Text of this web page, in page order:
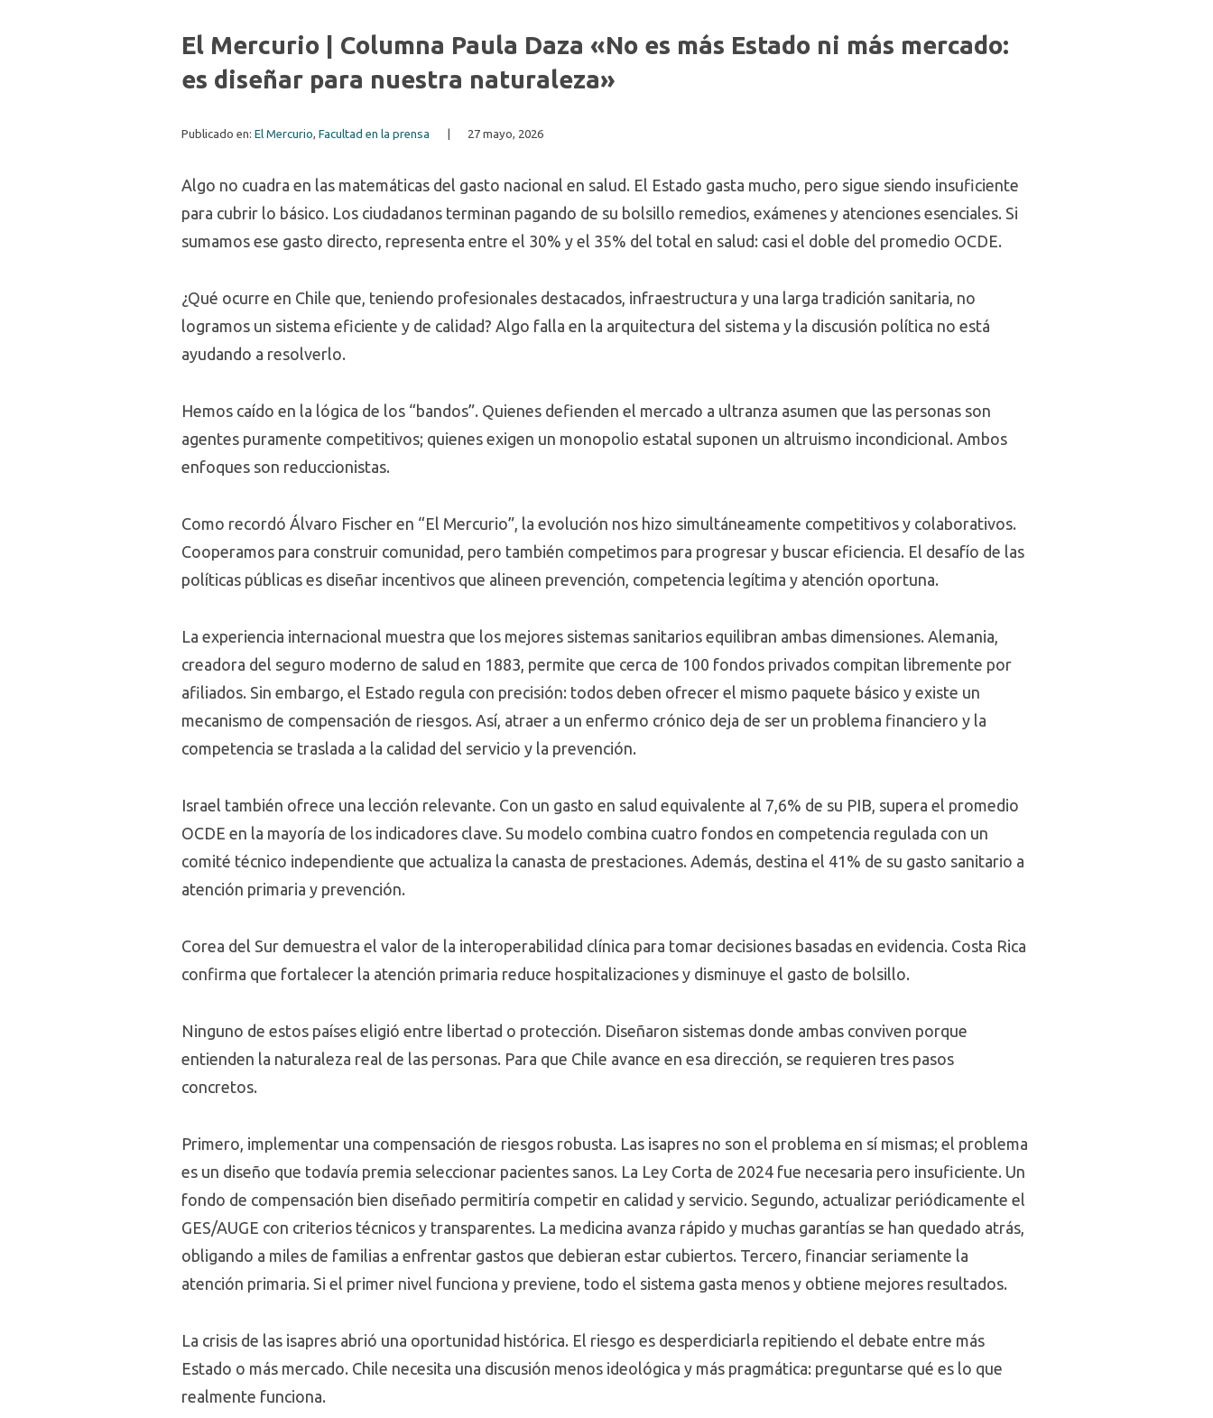
El Mercurio | Columna Paula Daza «No es más Estado ni más mercado:
es diseñar para nuestra naturaleza»
Publicado en: El Mercurio, Facultad en la prensa 27 mayo, 2026
Algo no cuadra en las matemáticas del gasto nacional en salud. El Estado gasta mucho, pero sigue siendo insuficiente
para cubrir lo básico. Los ciudadanos terminan pagando de su bolsillo remedios, exámenes y atenciones esenciales. Si
sumamos ese gasto directo, representa entre el 30% y el 35% del total en salud: casi el doble del promedio OCDE.
¿Qué ocurre en Chile que, teniendo profesionales destacados, infraestructura y una larga tradición sanitaria, no
logramos un sistema eficiente y de calidad? Algo falla en la arquitectura del sistema y la discusión política no está
ayudando a resolverlo.
Hemos caído en la lógica de los “bandos”. Quienes defienden el mercado a ultranza asumen que las personas son
agentes puramente competitivos; quienes exigen un monopolio estatal suponen un altruismo incondicional. Ambos
enfoques son reduccionistas.
Como recordó Álvaro Fischer en “El Mercurio”, la evolución nos hizo simultáneamente competitivos y colaborativos.
Cooperamos para construir comunidad, pero también competimos para progresar y buscar eficiencia. El desafío de las
políticas públicas es diseñar incentivos que alineen prevención, competencia legítima y atención oportuna.
La experiencia internacional muestra que los mejores sistemas sanitarios equilibran ambas dimensiones. Alemania,
creadora del seguro moderno de salud en 1883, permite que cerca de 100 fondos privados compitan libremente por
afiliados. Sin embargo, el Estado regula con precisión: todos deben ofrecer el mismo paquete básico y existe un
mecanismo de compensación de riesgos. Así, atraer a un enfermo crónico deja de ser un problema financiero y la
competencia se traslada a la calidad del servicio y la prevención.
Israel también ofrece una lección relevante. Con un gasto en salud equivalente al 7,6% de su PIB, supera el promedio
OCDE en la mayoría de los indicadores clave. Su modelo combina cuatro fondos en competencia regulada con un
comité técnico independiente que actualiza la canasta de prestaciones. Además, destina el 41% de su gasto sanitario a
atención primaria y prevención.
Corea del Sur demuestra el valor de la interoperabilidad clínica para tomar decisiones basadas en evidencia. Costa Rica
confirma que fortalecer la atención primaria reduce hospitalizaciones y disminuye el gasto de bolsillo.
Ninguno de estos países eligió entre libertad o protección. Diseñaron sistemas donde ambas conviven porque
entienden la naturaleza real de las personas. Para que Chile avance en esa dirección, se requieren tres pasos
concretos.
Primero, implementar una compensación de riesgos robusta. Las isapres no son el problema en sí mismas; el problema
es un diseño que todavía premia seleccionar pacientes sanos. La Ley Corta de 2024 fue necesaria pero insuficiente. Un
fondo de compensación bien diseñado permitiría competir en calidad y servicio. Segundo, actualizar periódicamente el
GES/AUGE con criterios técnicos y transparentes. La medicina avanza rápido y muchas garantías se han quedado atrás,
obligando a miles de familias a enfrentar gastos que debieran estar cubiertos. Tercero, financiar seriamente la
atención primaria. Si el primer nivel funciona y previene, todo el sistema gasta menos y obtiene mejores resultados.
La crisis de las isapres abrió una oportunidad histórica. El riesgo es desperdiciarla repitiendo el debate entre más
Estado o más mercado. Chile necesita una discusión menos ideológica y más pragmática: preguntarse qué es lo que
realmente funciona.